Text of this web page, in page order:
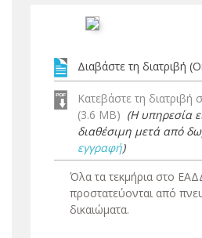
Διαβάστε τη διατριβή
Κατεβάστε τη
(3.6 MB) (Η υπηρεσία
διαθέσιμη μετά από
εγγραφή)
Όλα τα τεκμήρια στο
προστατεύονται από
δικαιώματα.